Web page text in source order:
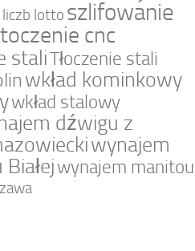
lotto szlifowanie
toczenie cnc
staliTłoczenie stali
wkład kominkowy
wkład stalowy
dźwigu z
wynajem
wynajem manitou